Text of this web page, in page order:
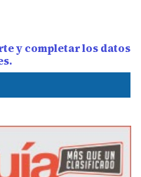
y completar los datos